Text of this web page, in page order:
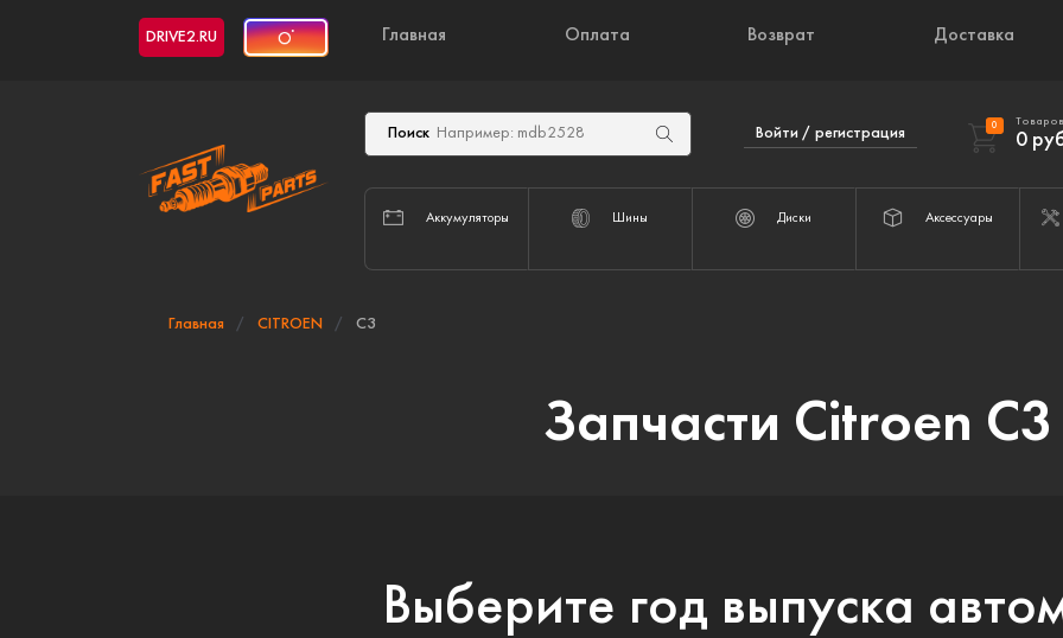
DRIVE2.RU Главная Оплата Возврат Доставка
Поиск Войти / регистрация 0
0
Аккумуляторы Шины Диски Аксессуары
Главная CITROEN C3
Запчасти Citroen C3
Выберите год выпуска